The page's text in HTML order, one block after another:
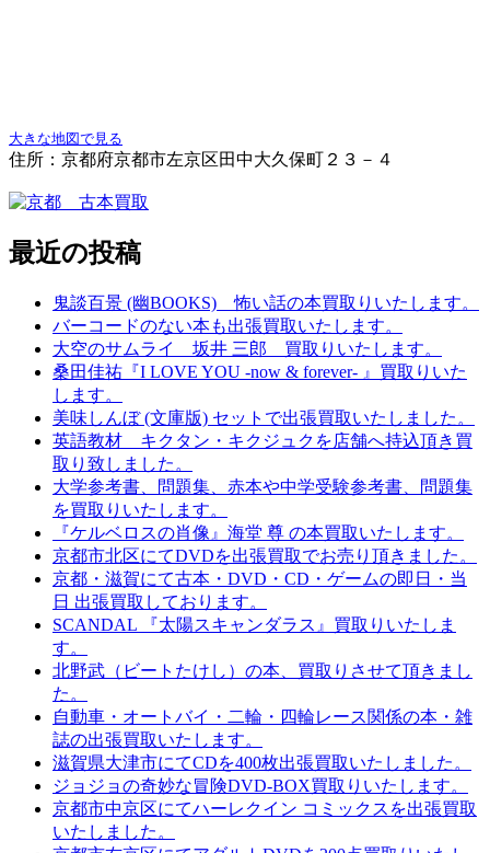
大きな地図で見る
住所：京都府京都市左京区田中大久保町２３－４
最近の投稿
鬼談百景 (幽BOOKS) 怖い話の本買取りいたします。
バーコードのない本も出張買取いたします。
大空のサムライ 坂井 三郎 買取りいたします。
桑田佳祐『I LOVE YOU -now & forever- 』買取りいた
します。
美味しんぼ (文庫版) セットで出張買取いたしました。
英語教材 キクタン・キクジュクを店舗へ持込頂き買
取り致しました。
大学参考書、問題集、赤本や中学受験参考書、問題集
を買取りいたします。
『ケルベロスの肖像』海堂 尊 の本買取いたします。
京都市北区にてDVDを出張買取でお売り頂きました。
京都・滋賀にて古本・DVD・CD・ゲームの即日・当
日 出張買取しております。
SCANDAL 『太陽スキャンダラス』買取りいたしま
す。
北野武（ビートたけし）の本、買取りさせて頂きまし
た。
自動車・オートバイ・二輪・四輪レース関係の本・雑
誌の出張買取いたします。
滋賀県大津市にてCDを400枚出張買取いたしました。
ジョジョの奇妙な冒険DVD-BOX買取りいたします。
京都市中京区にてハーレクイン コミックスを出張買取
いたしました。